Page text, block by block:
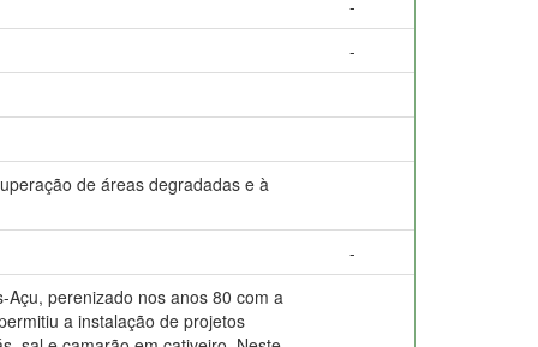
-
-
de áreas degradadas e à
-
perenizado nos anos 80 com a
a instalação de projetos